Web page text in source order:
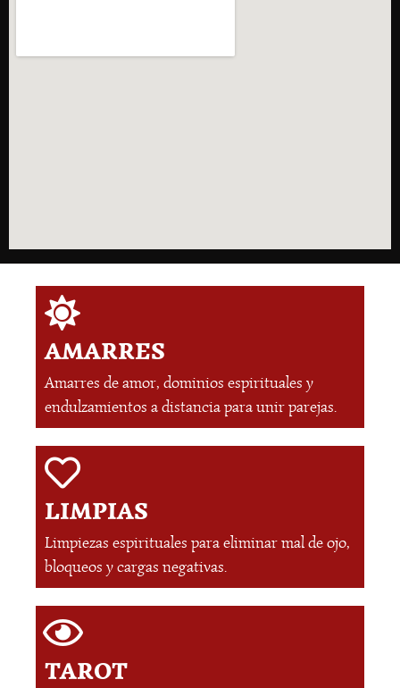
AMARRES
Amarres de amor, dominios espirituales y
endulzamientos a distancia para unir parejas.
LIMPIAS
Limpiezas espirituales para eliminar mal de ojo,
bloqueos y cargas negativas.
TAROT